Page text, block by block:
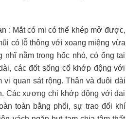
: Mắt có mi có thể khép mở được,
có lỗ thông với xoang miệng vừa
nằm trong hốc nhỏ, có ống tai
các đốt sống cổ khớp động với
quan sát rộng. Thân và đuôi dài
Các xương chi khớp động với đai
toàn bằng phổi, sự trao đổi khí